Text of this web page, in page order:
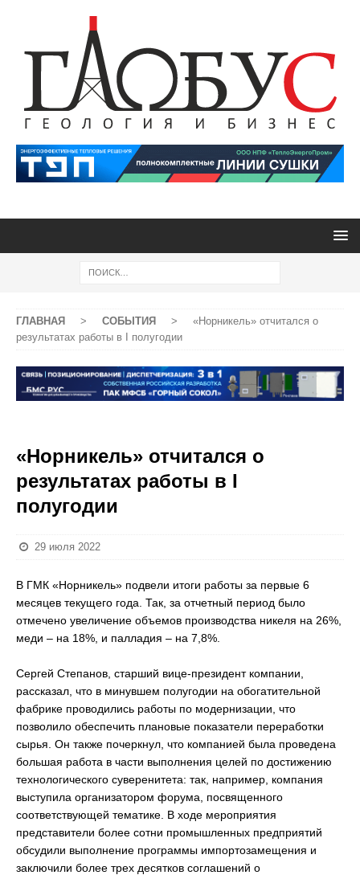
ГЛАВНАЯ > СОБЫТИЯ >
«Норникель» отчитался о
результатах работы в I полугодии
«Норникель» отчитался о
результатах работы в I
полугодии
29 июля 2022
В ГМК «Норникель» подвели итоги работы за первые 6
месяцев текущего года. Так, за отчетный период было
отмечено увеличение объемов производства никеля на 26%,
меди – на 18%, и палладия – на 7,8%.
Сергей Степанов, старший вице-президент компании,
рассказал, что в минувшем полугодии на обогатительной
фабрике проводились работы по модернизации, что
позволило обеспечить плановые показатели переработки
сырья. Он также почеркнул, что компанией была проведена
большая работа в части выполнения целей по достижению
технологического суверенитета: так, например, компания
выступила организатором форума, посвященного
соответствующей тематике. В ходе мероприятия
представители более сотни промышленных предприятий
обсудили выполнение программы импортозамещения и
заключили более трех десятков соглашений о